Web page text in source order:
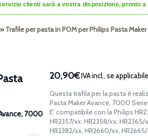
clienti sarà a vostra disposizione, pronto
» Trafile per pasta in POM per Philips Pasta
7000
20,90€IVA incl., se applicabile
Questa trafila per la pasta è
Pasta Maker Avance, 7000
E’ compatibile con la Philips
HR2357/xx, HR2358/xx,
HR2382/xx, HR2660/xx,